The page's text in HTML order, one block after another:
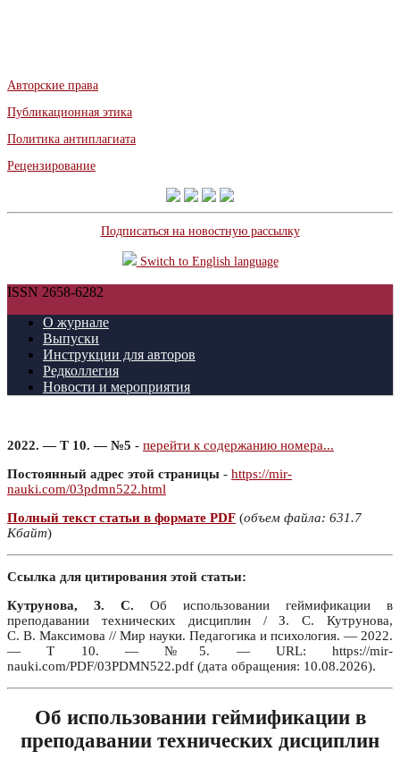
Авторские права
Публикационная этика
Политика антиплагиата
Рецензирование
Подписаться на новостную рассылку
Switch to English language
ISSN 2658-6282
О журнале
Выпуски
Инструкции для авторов
Редколлегия
Новости и мероприятия
2022. — Т 10. — №5 - перейти к содержанию номера...
Постоянный адрес этой страницы - https://mir-
nauki.com/03pdmn522.html
Полный текст статьи в формате PDF (объем файла: 631.7
Кбайт)
Ссылка для цитирования этой статьи:
Кутрунова, З. С. Об использовании геймификации в
преподавании технических дисциплин / З. С. Кутрунова,
С. В. Максимова // Мир науки. Педагогика и психология. — 2022.
— Т 10. — №5. — URL: https://mir-
nauki.com/PDF/03PDMN522.pdf (дата обращения: 10.08.2026).
Об использовании геймификации в
преподавании технических дисциплин